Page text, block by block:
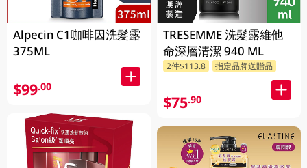
Alpecin C1咖啡因洗髮露
375ML
$99.00
TRESEMME 洗髮露維他
命深層清潔 940 ML
2件$113.8 指定品牌送贈品
$75.90